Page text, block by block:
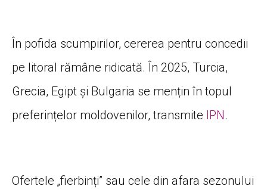
În pofida scumpirilor, cererea pentru concedii
pe litoral rămâne ridicată. În 2025, Turcia,
Grecia, Egipt și Bulgaria se mențin în topul
preferințelor moldovenilor, transmite IPN.
Ofertele „fierbinți” sau cele din afara sezonului